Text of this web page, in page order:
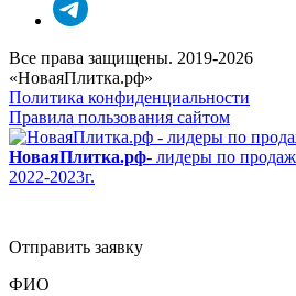
Все права защищены. 2019-2026
«НоваяПлитка.рф»
Политика конфиденциальности
Правила пользования сайтом
НоваяПлитка.рф- лидеры по
2022-2023г.
Отправить заявку
ФИО